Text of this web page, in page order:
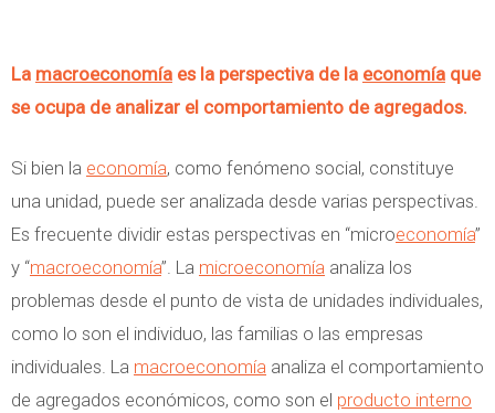
La macroeconomía es la perspectiva de la economía que
se ocupa de analizar el comportamiento de agregados.
Si bien la economía, como fenómeno social, constituye
una unidad, puede ser analizada desde varias perspectivas.
Es frecuente dividir estas perspectivas en “microeconomía”
y “macroeconomía”. La microeconomía analiza los
problemas desde el punto de vista de unidades individuales,
como lo son el individuo, las familias o las empresas
individuales. La macroeconomía analiza el comportamiento
de agregados económicos, como son el producto interno